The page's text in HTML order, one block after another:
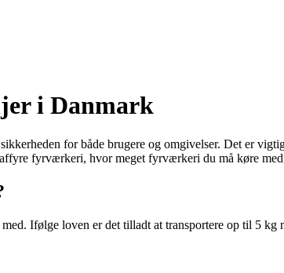
i Danmark
for både brugere og omgivelser. Det er
fyrværkeri, hvor meget fyrværkeri du må køre
Ifølge loven er det tilladt at transportere op til 5